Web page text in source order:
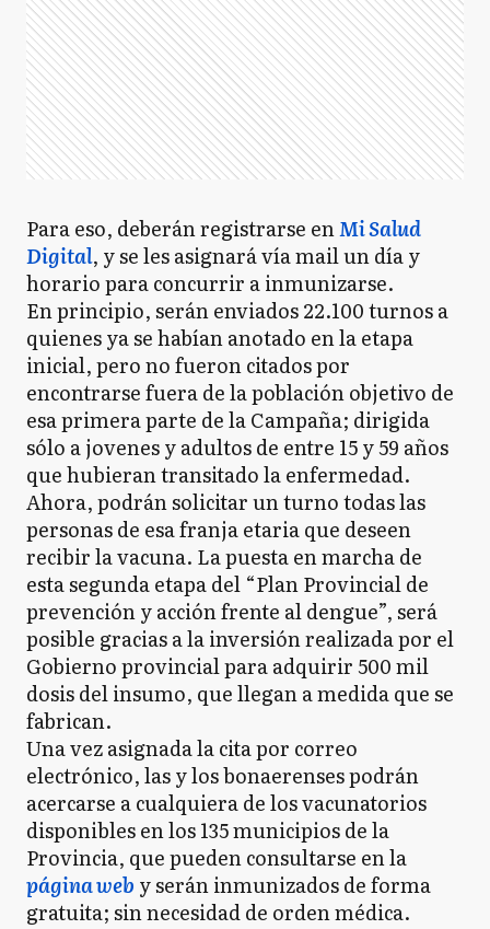
Para eso, deberán registrarse enMi Salud
Digital, y se les asignará vía mail un día y
horario para concurrir a inmunizarse.
En principio, serán enviados 22.100 turnos a
quienes ya se habían anotado en la etapa
inicial, pero no fueron citados por
encontrarse fuera de la población objetivo de
esa primera parte de la Campaña; dirigida
sólo a jovenes y adultos de entre 15 y 59 años
que hubieran transitado la enfermedad.
Ahora, podrán solicitar un turno todas las
personas de esa franja etaria que deseen
recibir la vacuna. La puesta en marcha de
esta segunda etapa del “Plan Provincial de
prevención y acción frente al dengue”, será
posible gracias a la inversión realizada por el
Gobierno provincial para adquirir 500 mil
dosis del insumo, que llegan a medida que se
fabrican.
Una vez asignada la cita por correo
electrónico, las y los bonaerenses podrán
acercarse a cualquiera de los vacunatorios
disponibles en los 135 municipios de la
Provincia, que pueden consultarse en la
página web y serán inmunizados de forma
gratuita; sin necesidad de orden médica.